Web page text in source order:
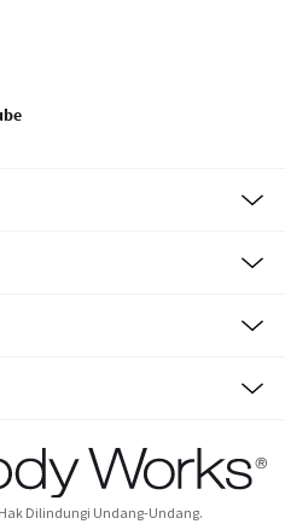
Dilindungi Undang-Undang.